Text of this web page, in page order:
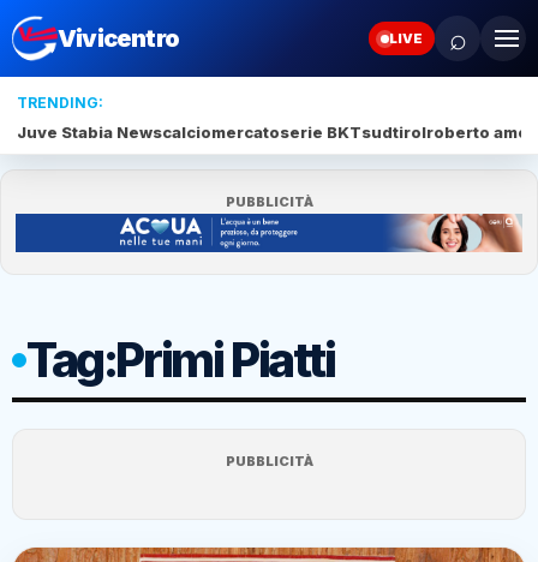
Vivicentro LIVE ⌕
TRENDING:
Juve Stabia Newscalciomercatoserie BKTsudtirolroberto
PUBBLICITÀ
Tag:Primi Piatti
PUBBLICITÀ